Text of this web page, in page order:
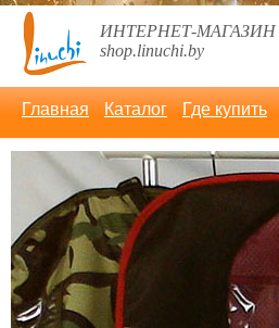
ИНТЕРНЕТ-МАГАЗИН
shop.linuchi.by
Главная Каталог Где купить